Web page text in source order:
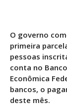
O governo
primeira
pessoas
conta no
Econômica
bancos, o
deste mês.